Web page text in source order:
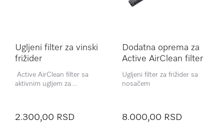
Ugljeni filter za vinski
frižider
Active AirClean filter sa
aktivnim ugljem za
2.300,00 RSD
Dodatna oprema za
Active AirClean filter
Ugljeni filter za frižider sa
nosačem
8.000,00 RSD